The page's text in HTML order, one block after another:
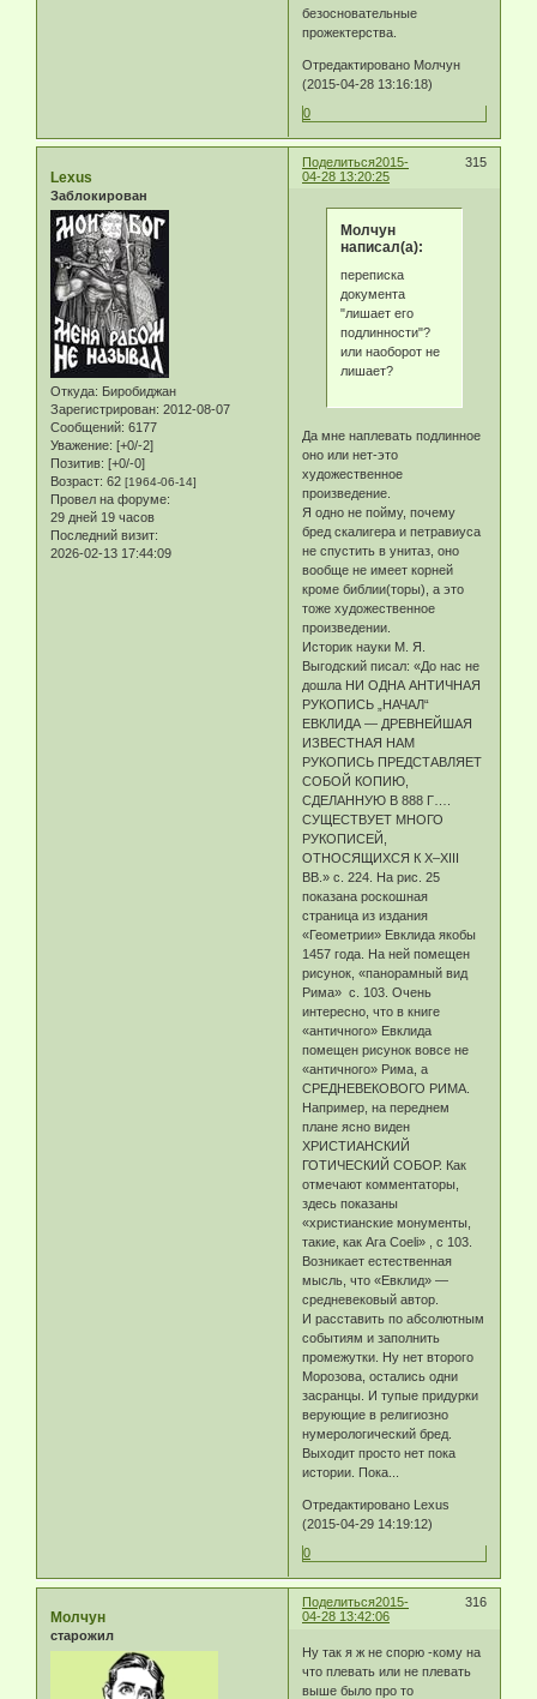
безосновательные
прожектерства.
Отредактировано Молчун
(2015-04-28 13:16:18)
0
Поделиться 315
2015-
04-28 13:20:25
Lexus
Заблокирован
Откуда: Биробиджан
Зарегистрирован: 2012-08-07
Сообщений: 6177
Уважение: [+0/-2]
Позитив: [+0/-0]
Возраст: 62 [1964-06-14]
Провел на форуме:
29 дней 19 часов
Последний визит:
2026-02-13 17:44:09
Молчун
написал(а):
переписка
документа
"лишает его
подлинности"?
или наоборот не
лишает?
Да мне наплевать подлинное
оно или нет-это
художественное
произведение.
Я одно не пойму, почему
бред скалигера и петравиуса
не спустить в унитаз, оно
вообще не имеет корней
кроме библии(торы), а это
тоже художественное
произведении.
Историк науки М. Я.
Выгодский писал: «До нас не
дошла НИ ОДНА АНТИЧНАЯ
РУКОПИСЬ „НАЧАЛ“
ЕВКЛИДА — ДРЕВНЕЙШАЯ
ИЗВЕСТНАЯ НАМ
РУКОПИСЬ ПРЕДСТАВЛЯЕТ
СОБОЙ КОПИЮ,
СДЕЛАННУЮ В 888 Г….
СУЩЕСТВУЕТ МНОГО
РУКОПИСЕЙ,
ОТНОСЯЩИХСЯ К X–XIII
ВВ.» с. 224. На рис. 25
показана роскошная
страница из издания
«Геометрии» Евклида якобы
1457 года. На ней помещен
рисунок, «панорамный вид
Рима» с. 103. Очень
интересно, что в книге
«античного» Евклида
помещен рисунок вовсе не
«античного» Рима, а
СРЕДНЕВЕКОВОГО РИМА.
Например, на переднем
плане ясно виден
ХРИСТИАНСКИЙ
ГОТИЧЕСКИЙ СОБОР. Как
отмечают комментаторы,
здесь показаны
«христианские монументы,
такие, как Ага Coeli» , с 103.
Возникает естественная
мысль, что «Евклид» —
средневековый автор.
И расставить по абсолютным
событиям и заполнить
промежутки. Ну нет второго
Морозова, остались одни
засранцы. И тупые придурки
верующие в религиозно
нумерологический бред.
Выходит просто нет пока
истории. Пока...
Отредактировано Lexus
(2015-04-29 14:19:12)
0
Поделиться 316
2015-
04-28 13:42:06
Молчун
старожил
Ну так я ж не спорю -кому на
что плевать или не плевать
выше было про то